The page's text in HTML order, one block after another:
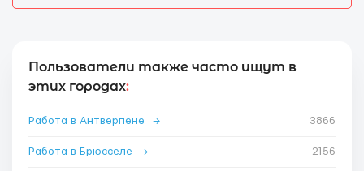
Пользователи также часто ищут в
этих городах:
Работа в Антверпене → 3866
Работа в Брюсселе → 2156